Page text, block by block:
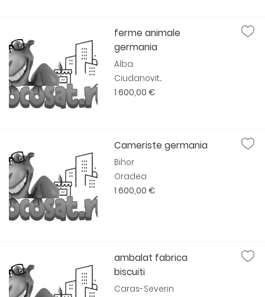
ferme animale
germania
Alba
Ciudanovit...
1 600,00 €
Cameriste germania
Bihor
Oradea
1 600,00 €
ambalat fabrica
biscuiti
Caras-Severin